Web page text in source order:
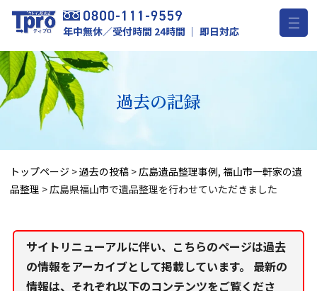
年中無休／受付時間 24時間 ｜ 即日対応
過去の記録
トップページ >過去の投稿 >広島遺品整理事例, 福山市一軒家の遺
品整理 >広島県福山市で遺品整理を行わせていただきました
サイトリニューアルに伴い、こちらのページは過去
の情報をアーカイブとして掲載しています。 最新の
情報は、それぞれ以下のコンテンツをご覧くださ